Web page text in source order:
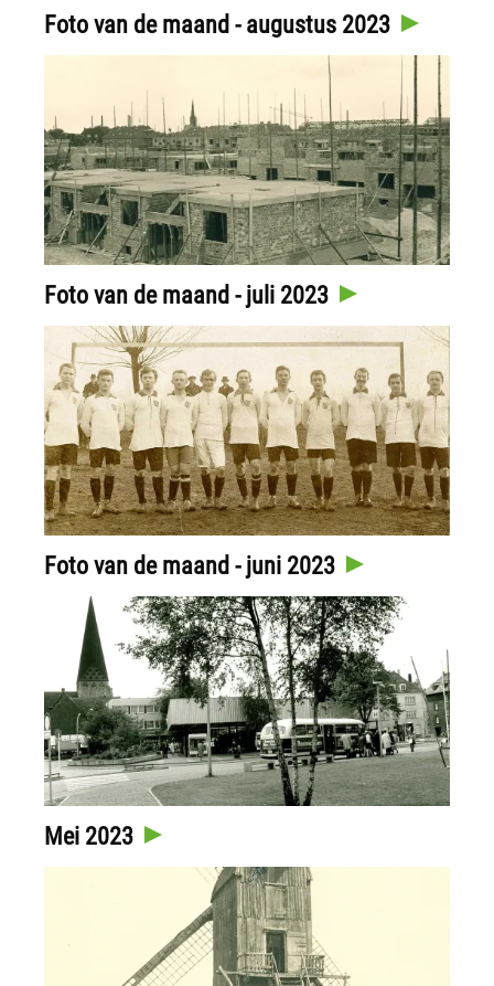
Foto van de maand - augustus 2023
Foto van de maand - juli 2023
Foto van de maand - juni 2023
Mei 2023